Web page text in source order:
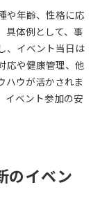
や年齢、性格に応
具体例として、事
、イベント当日は
応や健康管理、他
ハウが活かされま
イベント参加の安
のイベン